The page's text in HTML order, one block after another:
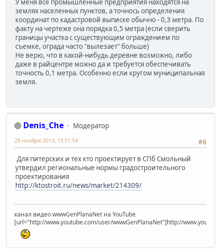
У меня все промышленные предприятия находятся на
землях населенных пунктов, а точнось определения
координат по кадастровой выписке обычно - 0,3 метра. По
факту на чертеже она порядка 0,5 метра (если сверить
границы участка с существующим ограждением по
съемке, ограда часто "вылезает" больше)
Не верю, что в какой-нибудь деревне возможно, либо
даже в райцентре можно да и требуется обеспечивать
точность 0,1 метра. Особенно если кругом муниципальная
земля.
Denis_Che
Модератор
#6
29 ноября 2013, 13:51:54
Для питерских и тех кто проектирует в СПб Смольный
утвердил региональные нормы градостроительного
проектирования
http://ktostroit.ru/news/market/214309/
канал видео wwwGenPlanaNet на YouTube
[url="http://www.youtube.com/user/wwwGenPlanaNet"]http://